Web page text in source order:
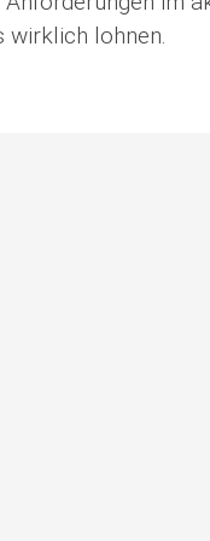
wirklich lohnen.